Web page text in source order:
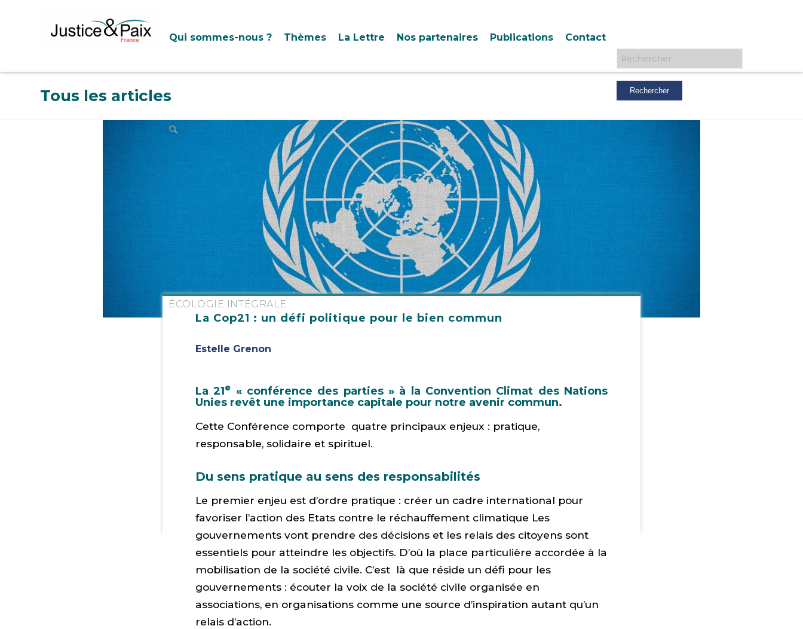
Qui sommes-nous ? Thèmes La Lettre Nos partenaires Publications Contact
Rechercher :
Tous les articles
La Cop21 : un défi politique pour le bien commun
ÉCOLOGIE INTÉGRALE
Estelle Grenon
La 21e « conférence des parties » à la Convention Climat des Nations
Unies revêt une importance capitale pour notre avenir commun.
Cette Conférence comporte quatre principaux enjeux : pratique,
responsable, solidaire et spirituel.
Du sens pratique au sens des responsabilités
Le premier enjeu est d’ordre pratique : créer un cadre international pour
favoriser l’action des Etats contre le réchauffement climatique Les
gouvernements vont prendre des décisions et les relais des citoyens sont
essentiels pour atteindre les objectifs. D’où la place particulière accordée à la
mobilisation de la société civile. C’est là que réside un défi pour les
gouvernements : écouter la voix de la société civile organisée en
associations, en organisations comme une source d’inspiration autant qu’un
relais d’action.